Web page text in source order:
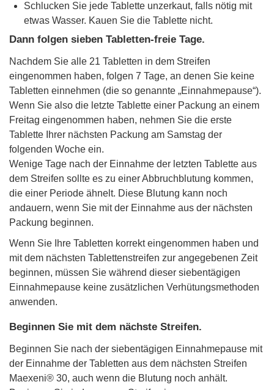
Schlucken Sie jede Tablette unzerkaut, falls nötig mit
etwas Wasser. Kauen Sie die Tablette nicht.
Dann folgen sieben Tabletten-freie Tage.
Nachdem Sie alle 21 Tabletten in dem Streifen
eingenommen haben, folgen 7 Tage, an denen Sie keine
Tabletten einnehmen (die so genannte „Einnahmepause“).
Wenn Sie also die letzte Tablette einer Packung an einem
Freitag eingenommen haben, nehmen Sie die erste
Tablette Ihrer nächsten Packung am Samstag der
folgenden Woche ein.
Wenige Tage nach der Einnahme der letzten Tablette aus
dem Streifen sollte es zu einer Abbruchblutung kommen,
die einer Periode ähnelt. Diese Blutung kann noch
andauern, wenn Sie mit der Einnahme aus der nächsten
Packung beginnen.
Wenn Sie Ihre Tabletten korrekt eingenommen haben und
mit dem nächsten Tablettenstreifen zur angegebenen Zeit
beginnen, müssen Sie während dieser siebentägigen
Einnahmepause keine zusätzlichen Verhütungsmethoden
anwenden.
Beginnen Sie mit dem nächste Streifen.
Beginnen Sie nach der siebentägigen Einnahmepause mit
der Einnahme der Tabletten aus dem nächsten Streifen
Maexeni® 30, auch wenn die Blutung noch anhält.